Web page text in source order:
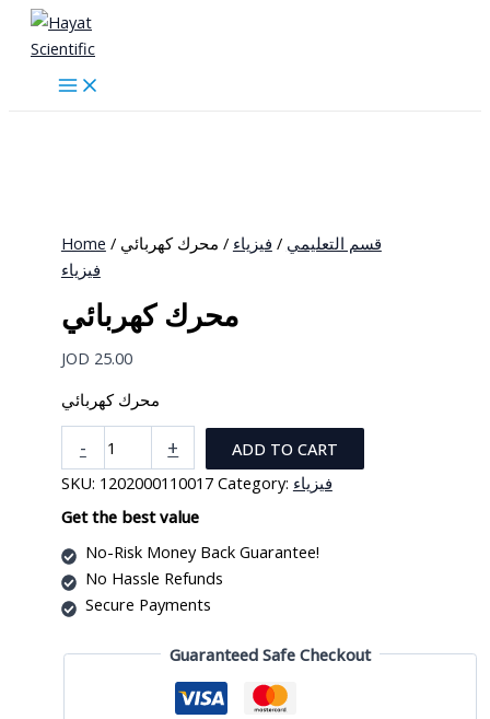
Skip
content
Home / قسم التعليمي / فيزياء / محرك كهربائي
فيزياء
محرك كهربائي
JOD 25.00
محرك كهربائي
-
كهربائي
quantity
+
ADD TO CART
SKU: 1202000110017 Category: فيزياء
Get the best value
No-Risk Money Back Guarantee!
No Hassle Refunds
Secure Payments
Guaranteed Safe Checkout